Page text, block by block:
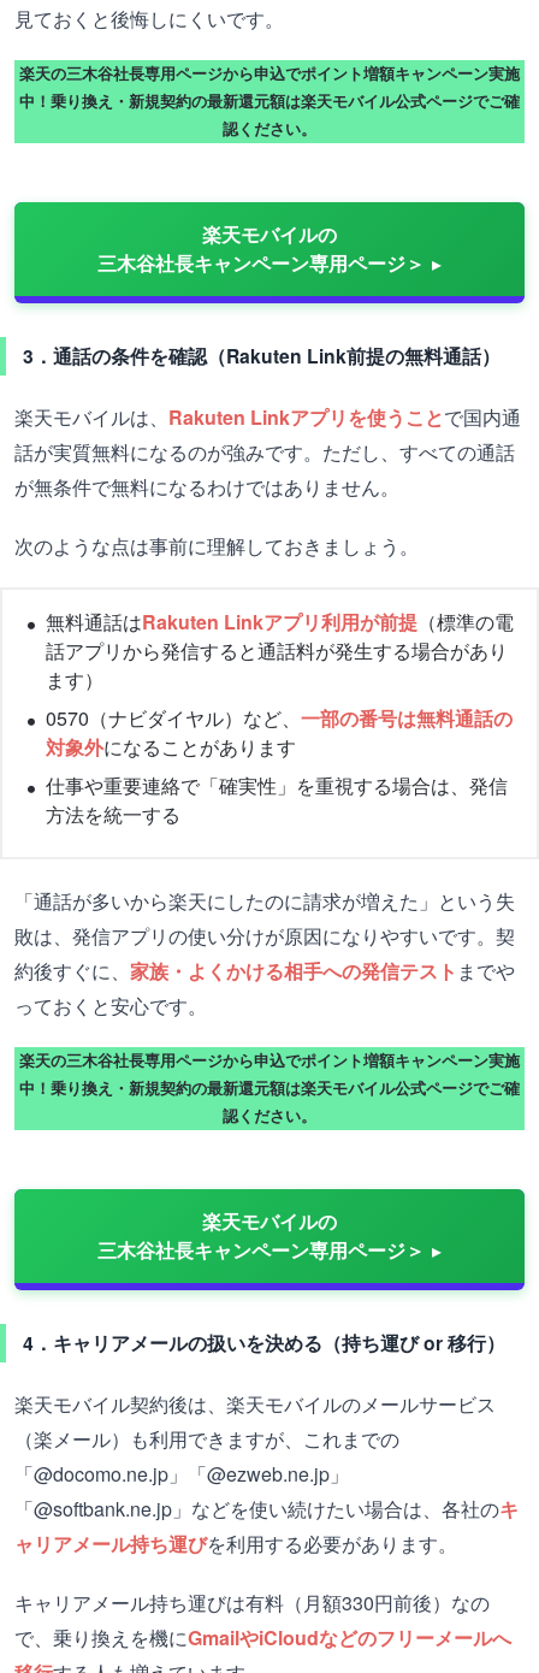
見ておくと後悔しにくいです。
楽天の三木谷社長専用ページから申込でポイント増額キャンペーン実施
中！乗り換え・新規契約の最新還元額は楽天モバイル公式ページでご確
認ください。
楽天モバイルの
三木谷社長キャンペーン専用ページ＞
3．通話の条件を確認（Rakuten Link前提の無料通話）
楽天モバイルは、 Rakuten Linkアプリを使うことで国内通
話が実質無料になるのが強みです。ただし、すべての通話
が無条件で無料になるわけではありません。
次のような点は事前に理解しておきましょう。
無料通話はRakuten Linkアプリ利用が前提 （標準の電
話アプリから発信すると通話料が発生する場合があり
ます）
0570（ナビダイヤル）など、 一部の番号は無料通話の
対象外になることがあります
仕事や重要連絡で「確実性」を重視する場合は、発信
方法を統一する
「通話が多いから楽天にしたのに請求が増えた」という失
敗は、発信アプリの使い分けが原因になりやすいです。契
約後すぐに、 家族・よくかける相手への発信テスト までや
っておくと安心です。
楽天の三木谷社長専用ページから申込でポイント増額キャンペーン実施
中！乗り換え・新規契約の最新還元額は楽天モバイル公式ページでご確
認ください。
楽天モバイルの
三木谷社長キャンペーン専用ページ＞
4．キャリアメールの扱いを決める（持ち運び or 移行）
楽天モバイル契約後は、楽天モバイルのメールサービス
（楽メール）も利用できますが、これまでの
「@docomo.ne.jp」「@ezweb.ne.jp」
「@softbank.ne.jp」などを使い続けたい場合は、各社のキ
ャリアメール持ち運びを利用する必要があります。
キャリアメール持ち運びは有料（月額330円前後）なの
で、乗り換えを機にGmailやiCloudなどのフリーメールへ